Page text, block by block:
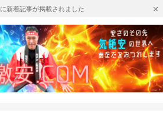
新着記事が掲載されました